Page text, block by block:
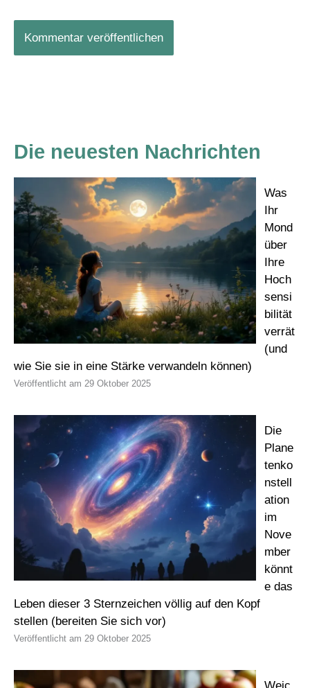
Die neuesten Nachrichten
Was
Ihr
Mond
über
Ihre
Hoch
sensi
bilität
verrät
(und
wie Sie sie in eine Stärke verwandeln können)
29 Oktober 2025
Die
Plane
tenko
nstell
ation
im
Nove
mber
könnt
e das
Leben dieser 3 Sternzeichen völlig auf den Kopf
stellen (bereiten Sie sich vor)
29 Oktober 2025